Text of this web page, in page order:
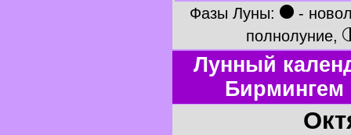
Фазы Луны: ● -
полнолуние,
Лунный
Бирмингем